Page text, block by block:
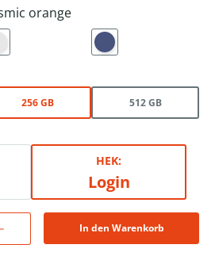
orange
256 GB 512 GB
HEK:
Login
In den Warenkorb